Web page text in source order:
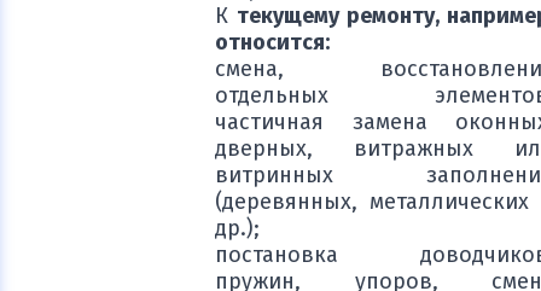
К текущему ремонту,
относится:
смена,
отдельных
частичная замена
дверных, витражных
витринных
(деревянных, металлических
др.);
постановка
пружин, упоров,